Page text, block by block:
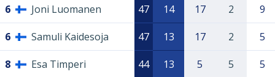
6 Joni Luomanen 47 14 17 2 9
6 Samuli Kaidesoja 47 13 17 2 5
8 Esa Timperi 44 13 5 5 5